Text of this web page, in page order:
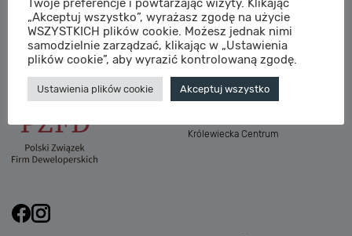
sprzedaz@sagaris.pl
Osada Nadolicka III
Dębowe Aleje III
Atria Nowe Żerniki
Szklarska Village
Osada Nadolicka I i II
Królewiecka Centrum
Twoje preferencje i powtarzając wizyty. Klikając
„Akceptuj wszystko”, wyrażasz zgodę na użycie
WSZYSTKICH plików cookie. Możesz jednak nimi
samodzielnie zarządzać, klikając w „Ustawienia
plików cookie”, aby wyrazić kontrolowaną zgodę.
Ustawienia plików cookie Akceptuj wszystko